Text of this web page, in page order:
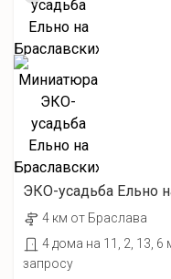
ЭКО-усадьба Ельно
4 км от Браслава
4 дома на 11, 2, 13, 6
запросу